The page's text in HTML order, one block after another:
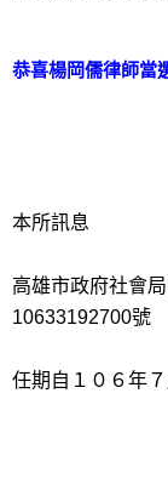
恭喜楊岡儒律師當
本所訊息
高雄市政府社會
10633192700號
任期自１０６年